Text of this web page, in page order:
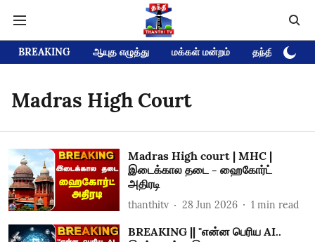
BREAKING ஆயுத எழுத்து மக்கள் மன்றம் தந்தி டிவி
Madras High Court
Madras High court | MHC |
இடைக்கால தடை - ஹைகோர்ட்
அதிரடி
thanthitv 28 Jun 2026 1 min read
BREAKING || "என்ன பெரிய AI..